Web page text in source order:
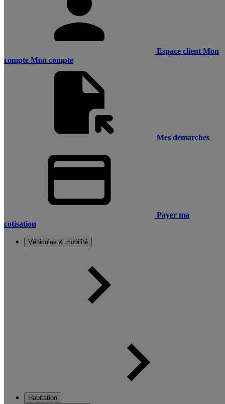
Espace client Mon
compte Mon compte
Mes démarches
Payer ma
cotisation
Véhicules & mobilité
Habitation